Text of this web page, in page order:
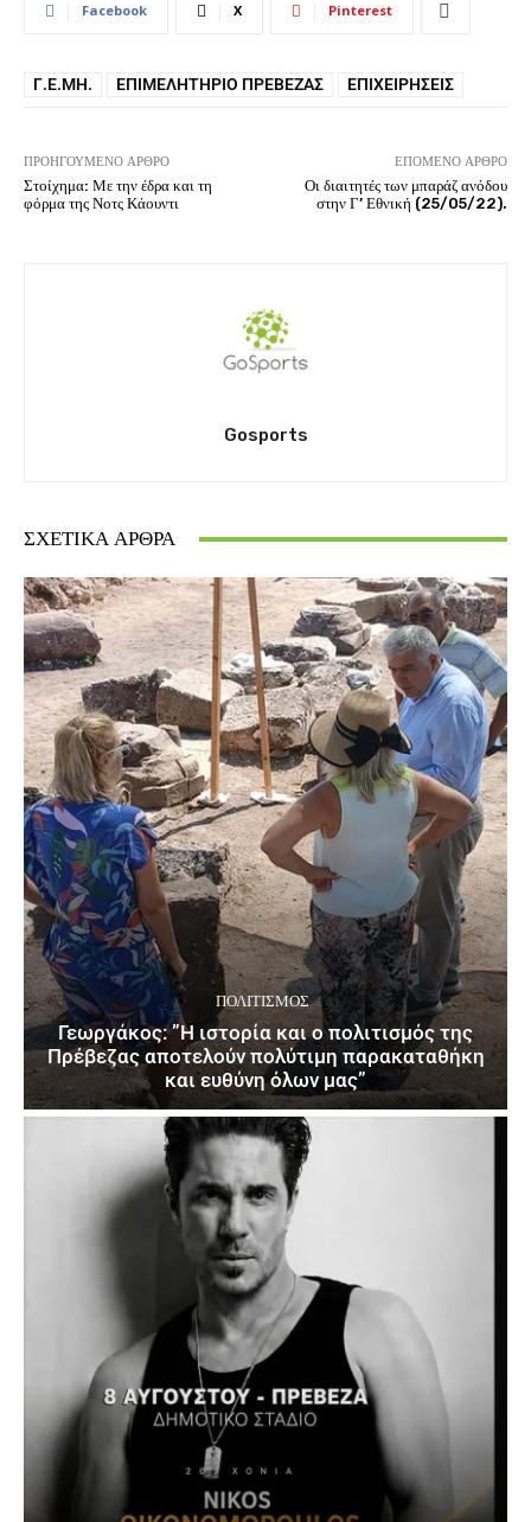
Facebook X Pinterest
Γ.Ε.ΜΗ. ΕΠΙΜΕΛΗΤΉΡΙΟ ΠΡΈΒΕΖΑΣ ΕΠΙΧΕΙΡΉΣΕΙΣ
ΠΡΟΗΓΟΎΜΕΝΟ ΆΡΘΡΟ
Στοίχημα: Με την έδρα και τη
φόρμα της Νοτς Κάουντι
ΕΠΌΜΕΝΟ ΆΡΘΡΟ
Οι διαιτητές των μπαράζ ανόδου
στην Γ’ Εθνική (25/05/22).
Gosports
ΣΧΕΤΙΚΆ ΆΡΘΡΑ
ΠΟΛΙΤΙΣΜΌΣ
Γεωργάκος: ”Η ιστορία και ο πολιτισμός της
Πρέβεζας αποτελούν πολύτιμη παρακαταθήκη
και ευθύνη όλων μας”